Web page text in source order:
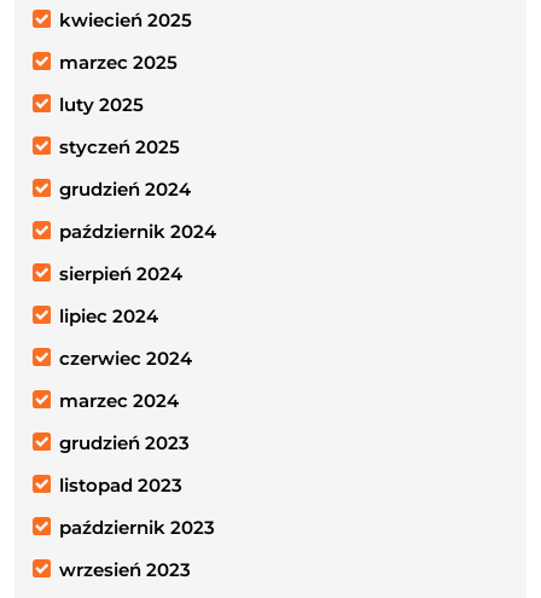
kwiecień 2025
marzec 2025
luty 2025
styczeń 2025
grudzień 2024
październik 2024
sierpień 2024
lipiec 2024
czerwiec 2024
marzec 2024
grudzień 2023
listopad 2023
październik 2023
wrzesień 2023